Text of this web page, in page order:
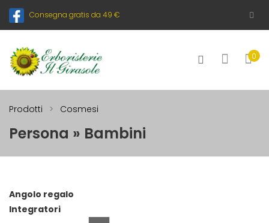
Consegna gratis da 49 €
0
Prodotti Cosmesi
Persona » Bambini
Angolo regalo
Integratori